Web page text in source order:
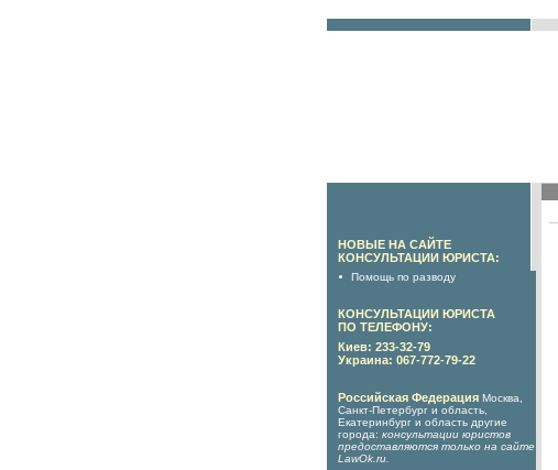
НОВЫЕ НА САЙТЕ
КОНСУЛЬТАЦИИ ЮРИСТА:
Помощь по разводу
КОНСУЛЬТАЦИИ ЮРИСТА
ПО ТЕЛЕФОНУ:
Киев: 233-32-79
Украина: 067-772-79-22
Российская Федерация Москва,
Санкт-Петербург и область,
Екатеринбург и область другие
города: консультации юристов
предоставляются только на сайте
LawOk.ru